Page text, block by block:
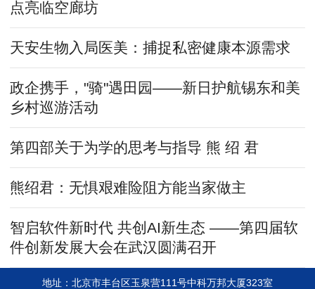
点亮临空廊坊
天安生物入局医美：捕捉私密健康本源需求
政企携手，"骑"遇田园——新日护航锡东和美
乡村巡游活动
第四部关于为学的思考与指导 熊 绍 君
熊绍君：无惧艰难险阻方能当家做主
智启软件新时代 共创AI新生态 ——第四届软
件创新发展大会在武汉圆满召开
地址：北京市丰台区玉泉营111号中科万邦大厦323室